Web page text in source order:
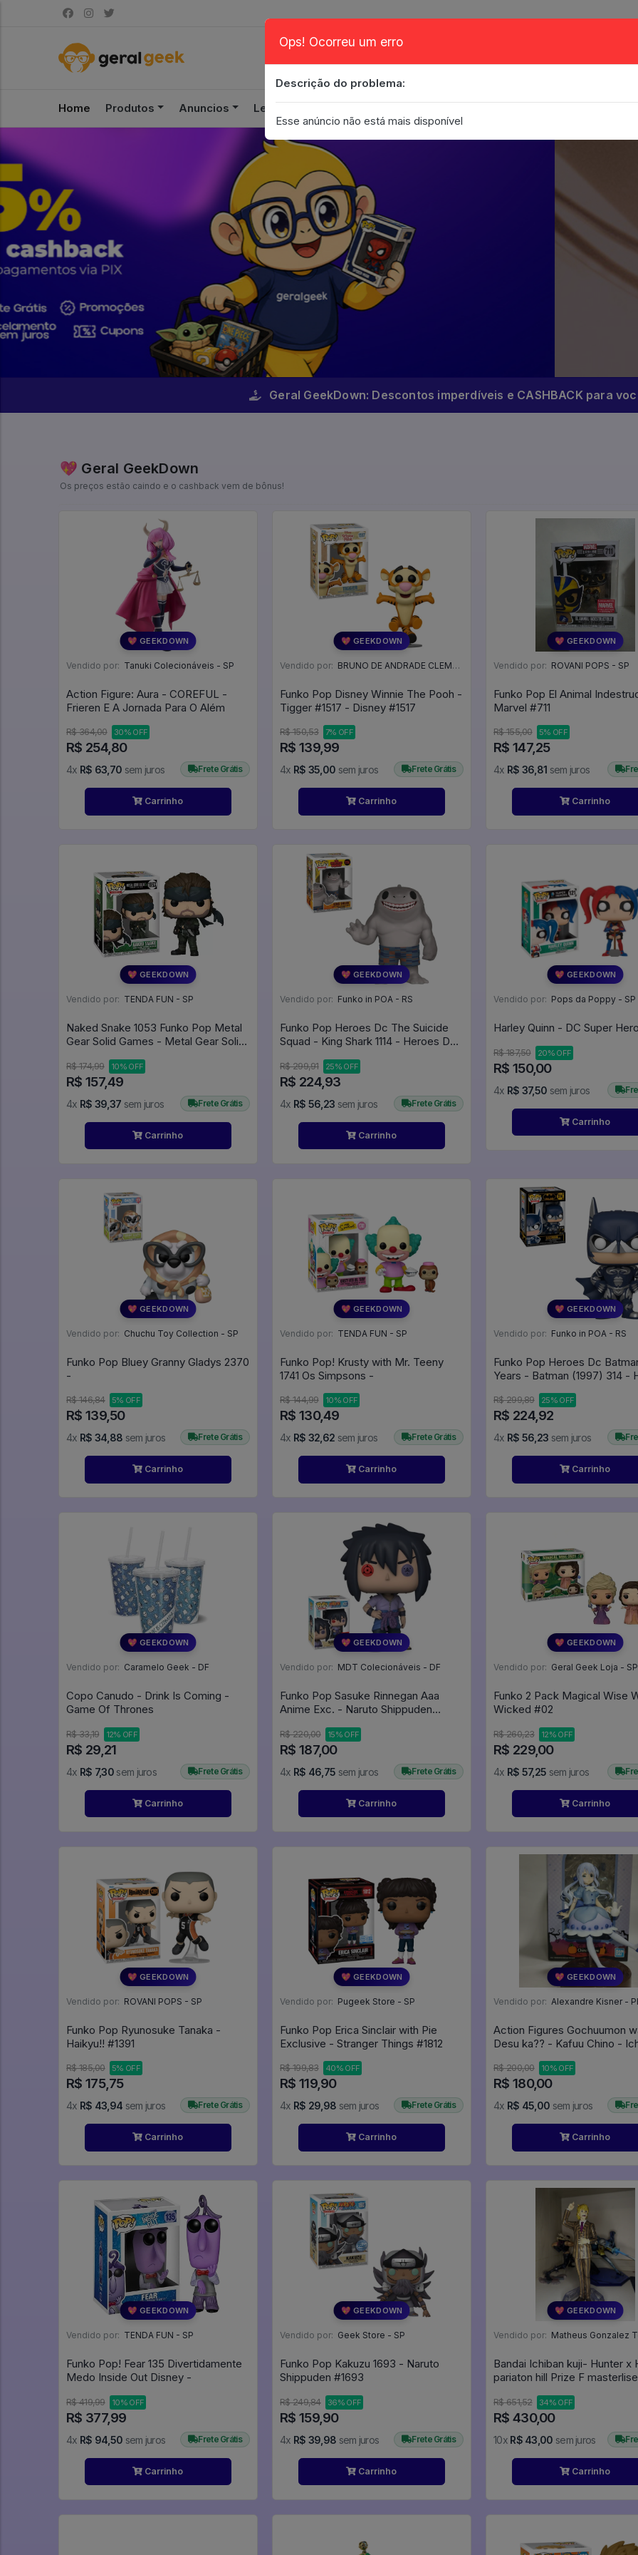
Home Produtos Anuncios Leilão
Geral GeekDown: Descontos imperdíveis e CASHBACK para
💖 Geral GeekDown
Os preços estão caindo e o cashback vem de bônus!
💖 GEEKDOWN
Vendido por: Tanuki Colecionáveis - SP
Action Figure: Aura - COREFUL -
Frieren E A Jornada Para O Além
R$ 364,00 30% OFF
R$ 254,80
4x R$ 63,70 sem juros Frete Grátis
Carrinho
💖 GEEKDOWN
Vendido por: BRUNO DE ANDRADE CLEMENTE - SC
Funko Pop Disney Winnie The Pooh -
Tigger #1517 - Disney #1517
R$ 150,53 7% OFF
R$ 139,99
4x R$ 35,00 sem juros Frete Grátis
Carrinho
💖 GEEKDOWN
Vendido por: ROVANI POPS - SP
Funko Pop El Animal
Marvel #711
R$ 155,00 5% OFF
R$ 147,25
4x R$ 36,81 sem juros
Carrinho
💖 GEEKDOWN
Vendido por: TENDA FUN - SP
Naked Snake 1053 Funko Pop Metal
Gear Solid Games - Metal Gear Solid
FUNKO POP #1053
R$ 174,99 10% OFF
R$ 157,49
4x R$ 39,37 sem juros Frete Grátis
Carrinho
💖 GEEKDOWN
Vendido por: Funko in POA - RS
Funko Pop Heroes Dc The Suicide
Squad - King Shark 1114 - Heroes DC
R$ 299,91 25% OFF
R$ 224,93
4x R$ 56,23 sem juros Frete Grátis
Carrinho
💖 GEEKDOWN
Vendido por: Pops da Poppy - SP
R$ 187,50 20% OFF
R$ 150,00
4x R$ 37,50 sem juros
Carrinho
💖 GEEKDOWN
Vendido por: Chuchu Toy Collection - SP
Funko Pop Bluey Granny Gladys 2370
-
R$ 146,84 5% OFF
R$ 139,50
4x R$ 34,88 sem juros Frete Grátis
Carrinho
💖 GEEKDOWN
Vendido por: TENDA FUN - SP
Funko Pop! Krusty with Mr. Teeny
1741 Os Simpsons -
R$ 144,99 10% OFF
R$ 130,49
4x R$ 32,62 sem juros Frete Grátis
Carrinho
💖 GEEKDOWN
Vendido por: Funko in POA - RS
Funko Pop Heroes Dc
Years - Batman (1997) 314 -
R$ 299,89 25% OFF
R$ 224,92
4x R$ 56,23 sem juros
Carrinho
💖 GEEKDOWN
Vendido por: Caramelo Geek - DF
Copo Canudo - Drink Is Coming -
Game Of Thrones
R$ 33,19 12% OFF
R$ 29,21
4x R$ 7,30 sem juros Frete Grátis
Carrinho
💖 GEEKDOWN
Vendido por: MDT Colecionáveis - DF
Funko Pop Sasuke Rinnegan Aaa
Anime Exc. - Naruto Shippuden
R$ 220,00 15% OFF
R$ 187,00
4x R$ 46,75 sem juros Frete Grátis
Carrinho
💖 GEEKDOWN
Vendido por: Geral Geek Loja - SP
Funko 2 Pack Magical Wise
Wicked #02
R$ 260,23 12% OFF
R$ 229,00
4x R$ 57,25 sem juros
Carrinho
💖 GEEKDOWN
Vendido por: ROVANI POPS - SP
Funko Pop Ryunosuke Tanaka -
Haikyu!! #1391
R$ 185,00 5% OFF
R$ 175,75
4x R$ 43,94 sem juros Frete Grátis
Carrinho
💖 GEEKDOWN
Vendido por: Pugeek Store - SP
Funko Pop Erica Sinclair with Pie
Exclusive - Stranger Things #1812
R$ 199,83 40% OFF
R$ 119,90
4x R$ 29,98 sem juros Frete Grátis
Carrinho
💖 GEEKDOWN
Vendido por: Alexandre Kisner -
Action Figures Gochuumon
Desu ka?? - Kafuu Chino -
The Order A Rabbit??
R$ 200,00 10% OFF
R$ 180,00
4x R$ 45,00 sem juros
Carrinho
💖 GEEKDOWN
Vendido por: TENDA FUN - SP
Funko Pop! Fear 135 Divertidamente
Medo Inside Out Disney -
R$ 419,99 10% OFF
R$ 377,99
4x R$ 94,50 sem juros Frete Grátis
Carrinho
💖 GEEKDOWN
Vendido por: Geek Store - SP
Funko Pop Kakuzu 1693 - Naruto
Shippuden #1693
R$ 249,84 36% OFF
R$ 159,90
4x R$ 39,98 sem juros Frete Grátis
Carrinho
💖 GEEKDOWN
Vendido por: Matheus Gonzalez
Bandai Ichiban kuji- Hunter x
pariaton hill Prize F
R$ 651,52 34% OFF
R$ 430,00
10x R$ 43,00 sem juros
Carrinho
Ops! Ocorreu um erro
Descrição do problema:
Esse anúncio não está mais disponível